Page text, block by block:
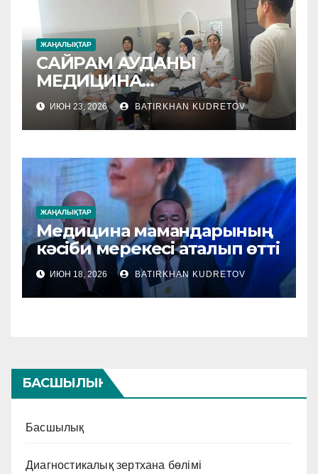
ЖАҢАЛЫҚТАР
САЙРАМ АУДАНЫ
МЕДИЦИНА
МЕКЕМЕЛЕРІНЕ
ӘДІСТЕМЕЛІК КӨМЕК
КӨРСЕТІЛУДЕ
ИЮН 23, 2026 BATIRKHAN KUDRETOV
ЖАҢАЛЫҚТАР
Медицина мамандарының
кәсіби мерекесі аталып өтті
ИЮН 18, 2026 BATIRKHAN KUDRETOV
БАСШЫЛЫҚ
Басшылық
Диагностикалық зертхана бөлімі